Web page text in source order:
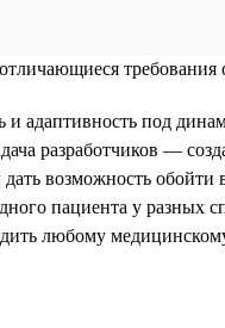
требования
и адаптивность под
разработчиков —
возможность обойти
пациента у разных
любому